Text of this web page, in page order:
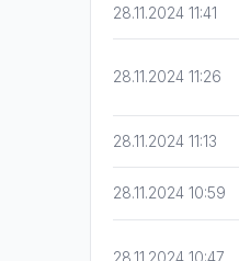
28.11.2024 11:41
28.11.2024 11:26
28.11.2024 11:13
28.11.2024 10:59